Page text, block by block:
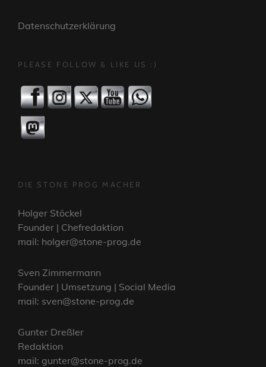
Datenschutzerklärung
PLEASE FOLLOW & LIKE US :)
DIE STONE PROG MACHER
Holger Stöckel
Founder | Chefredaktion
mail: holger@stone-prog.de
Sven Zimmermann
Founder | Umsetzung | Social Media
mail: sven@stone-prog.de
Gunter Dreßler
Redaktion
mail: gunter@stone-prog.de